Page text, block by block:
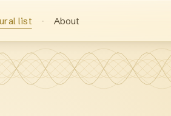
list About